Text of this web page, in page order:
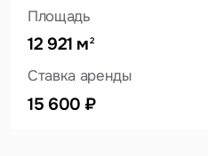
Площадь
12 921 м 2
Ставка аренды
15 600 ₽
Предложение
Это обязательное поле
Это обязательное поле